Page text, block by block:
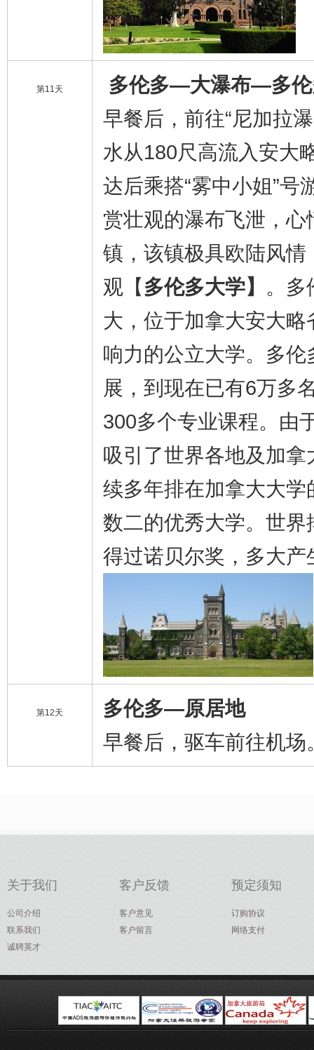
第11天
多伦多—大瀑布—多
早餐后，前往“尼加拉
水从180尺高流入安大
达后乘搭“雾中小姐”
赏壮观的瀑布飞泄，
镇，该镇极具欧陆风
观【多伦多大学】 。多
大，位于加拿大安大
响力的公立大学。多
展，到现在已有6万多
300多个专业课程。由
吸引了世界各地及加
续多年排在加拿大大
数二的优秀大学。世
得过诺贝尔奖，多大
第12天
多伦多—原居地
早餐后，驱车前往机
关于我们
公司介绍
联系我们
诚聘英才
客户反馈
客户意见
客户留言
预定须知
订购协议
网络支付